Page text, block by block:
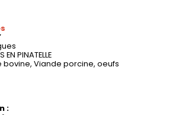
EN PINATELLE
bovine, Viande porcine, oeufs
: